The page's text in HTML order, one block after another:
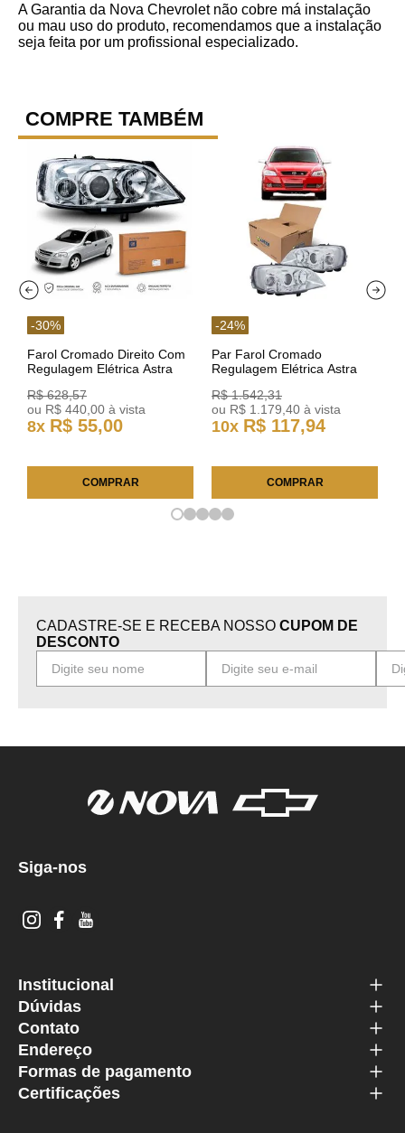
A Garantia da Nova Chevrolet não cobre má instalação
ou mau uso do produto, recomendamos que a instalação
seja feita por um profissional especializado.
COMPRE TAMBÉM
-30%
Farol Cromado Direito Com
Regulagem Elétrica Astra
R$ 628,57
ou R$ 440 00 à vista
8x R$ 55,00
COMPRAR
-24%
Par Farol Cromado
Regulagem Elétrica Astra
R$ 1.542,31
ou R$ 1 179 40 à vista
10x R$ 117,94
COMPRAR
CADASTRE-SE E RECEBA NOSSO CUPOM DE
DESCONTO
Siga-nos
Institucional
Dúvidas
Contato
Endereço
Formas de pagamento
Certificações